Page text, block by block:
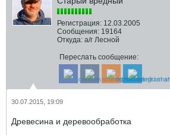
Регистрация: 12.03.2005
Сообщения: 19164
Откуда: а/г Лесной
Переслать сообщение:
30.07.2015, 19:09
Древесина и деревообработка